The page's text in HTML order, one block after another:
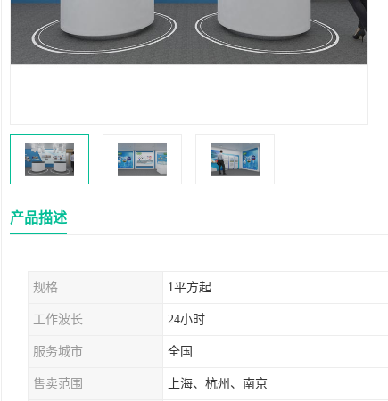
产品描述
规格 1平方起
工作波长 24小时
服务城市 全国
售卖范围 上海、杭州、南京